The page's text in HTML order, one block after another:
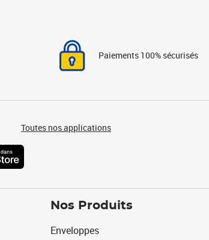
Paiements 100% sécurisés
Toutes nos applications
Nos Produits
Enveloppes